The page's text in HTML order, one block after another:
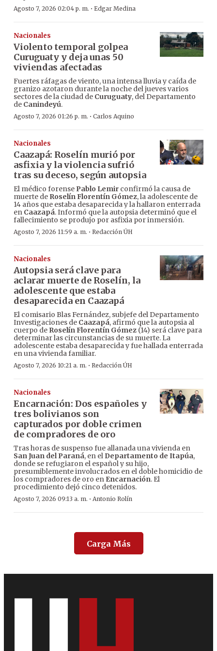
Agosto 7, 2026 02:04 p. m. · Edgar Medina
Nacionales
Violento temporal golpea
Curuguaty y deja unas 50
viviendas afectadas
Fuertes ráfagas de viento, una intensa lluvia y caída de
granizo azotaron durante la noche del jueves varios
sectores de la ciudad de Curuguaty, del Departamento
de Canindeyú.
Agosto 7, 2026 01:26 p. m. · Carlos Aquino
Nacionales
Caazapá: Roselín murió por
asfixia y la violencia sufrió
tras su deceso, según autopsia
El médico forense Pablo Lemir confirmó la causa de
muerte de Roselín Florentín Gómez, la adolescente de
14 años que estaba desaparecida y la hallaron enterrada
en Caazapá. Informó que la autopsia determinó que el
fallecimiento se produjo por asfixia por inmersión.
Agosto 7, 2026 11:59 a. m. · Redacción ÚH
Nacionales
Autopsia será clave para
aclarar muerte de Roselín, la
adolescente que estaba
desaparecida en Caazapá
El comisario Blas Fernández, subjefe del Departamento
Investigaciones de Caazapá, afirmó que la autopsia al
cuerpo de Roselín Florentín Gómez (14) será clave para
determinar las circunstancias de su muerte. La
adolescente estaba desaparecida y fue hallada enterrada
en una vivienda familiar.
Agosto 7, 2026 10:21 a. m. · Redacción ÚH
Nacionales
Encarnación: Dos españoles y
tres bolivianos son
capturados por doble crimen
de compradores de oro
Tras horas de suspenso fue allanada una vivienda en
San Juan del Paraná, en el Departamento de Itapúa,
donde se refugiaron el español y su hijo,
presumiblemente involucrados en el doble homicidio de
los compradores de oro en Encarnación. El
procedimiento dejó cinco detenidos.
Agosto 7, 2026 09:13 a. m. · Antonio Rolín
Carga Más